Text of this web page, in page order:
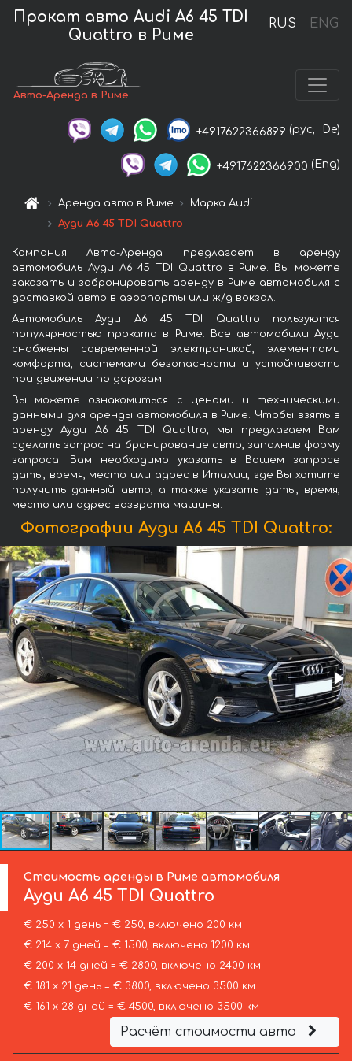
RUS ENG
Прокат авто Audi A6 45 TDI
Quattro в Риме
Авто-Аренда в Риме
+4917622366899 (рус, De)
+4917622366900 (Eng)
Аренда авто в Риме
Марка Audi
Ауди A6 45 TDI Quattro
Компания Авто-Аренда предлагает в аренду
автомобиль Ауди A6 45 TDI Quattro в Риме. Вы можете
заказать и забронировать аренду в Риме автомобиля с
доставкой авто в аэропорты или ж/д вокзал.
Автомобиль Ауди A6 45 TDI Quattro пользуются
популярностью проката в Риме. Все автомобили Ауди
снабжены современной электроникой, элементами
комфорта, системами безопасности и устойчивости
при движении по дорогам.
Вы можете ознакомиться с ценами и техническими
данными для аренды автомобиля в Риме. Чтобы взять в
аренду Ауди A6 45 TDI Quattro, мы предлагаем Вам
сделать запрос на бронирование авто, заполнив форму
запроса. Вам необходимо указать в Вашем запросе
даты, время, место или адрес в Италии, где Вы хотите
получить данный авто, а также указать даты, время,
место или адрес возврата машины.
Фотографии Ауди A6 45 TDI Quattro:
Стоимость аренды в Риме автомобиля
Ауди A6 45 TDI Quattro
€ 250 х 1 день = € 250, включено 200 км
€ 214 х 7 дней = € 1500, включено 1200 км
€ 200 х 14 дней = € 2800, включено 2400 км
€ 181 х 21 день = € 3800, включено 3500 км
€ 161 х 28 дней = € 4500, включено 3500 км
Расчёт стоимости авто